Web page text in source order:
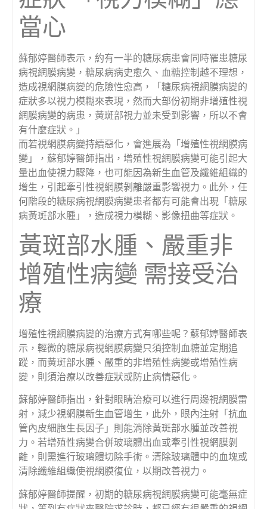
當心
蘇郁婷醫師表示，約有一半的糖尿病患會同時罹患糖尿
病視網膜病變，糖尿病病史愈久、血糖控制越不理想，
造成視網膜病變的危險性愈高，「糖尿病視網膜病變的
症狀多以視力模糊來表現，然而大部份初期非增殖性視
網膜病變的病患，黃斑部視力並未受到影響，所以不會
有什麼症狀。」
而若視網膜病變持續惡化，會進展為「增殖性視網膜病
變」，蘇郁婷醫師指出，增殖性視網膜病變可能引起大
量出血使視力驟降，也可能因為新生血管及纖維組織的
增生，引起牽引性視網膜剝離嚴重影響視力。此外，任
何階段的糖尿病視網膜病變患者都有可能會出現「糖尿
病黃斑部水腫」，造成視力模糊、影像扭曲等症狀。
黃斑部水腫、嚴重非
增殖性病變 需接受治
療
增殖性視網膜病變的治療方式有哪些呢？蘇郁婷醫師表
示，輕微的糖尿病視網膜病變只須控制血糖並定期追
蹤，而黃斑部水腫、嚴重的非增殖性病變或增殖性病
變，則須治療以改善症狀或防止病情惡化。
蘇郁婷醫師指出，針對眼睛治療可以進行周邊視網膜雷
射，減少視網膜新生血管增生，此外，眼內注射「抗血
管內皮細胞生長因子」則能消除黃斑部水腫並改善視
力。若增殖性病變合併玻璃體出血或牽引性視網膜剝
離，則需進行玻璃體切除手術。清除玻璃體中的血塊或
清除纖維組織使視網膜復位，以期改善視力。
蘇郁婷醫師提醒，初期的糖尿病視網膜病變可能毫無症